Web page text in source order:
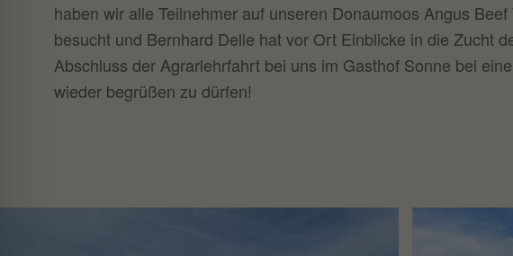
haben wir alle Teilnehmer auf unseren Donaumoos Angus
besucht und Bernhard Delle hat vor Ort Einblicke in die Zucht
Abschluss der Agrarlehrfahrt bei uns im Gasthof Sonne bei
wieder begrüßen zu dürfen!